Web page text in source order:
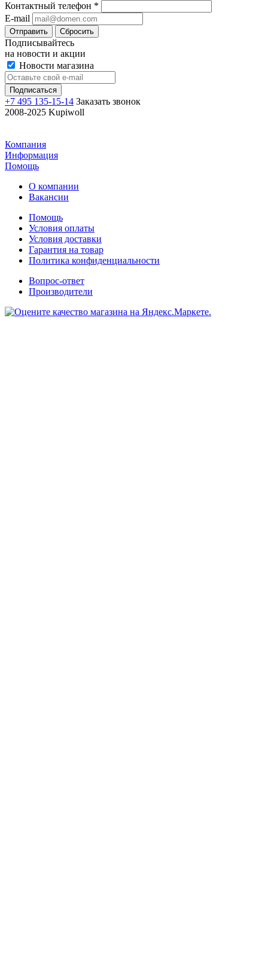
Контактный телефон *
E-mail
Отправить Сбросить
Подписывайтесь
на новости и акции
Новости магазина
+7 495 135-15-14 Заказать звонок
2008-2025 Kupiwoll
Компания
Информация
Помощь
О компании
Вакансии
Помощь
Условия оплаты
Условия доставки
Гарантия на товар
Политика конфиденциальности
Вопрос-ответ
Производители